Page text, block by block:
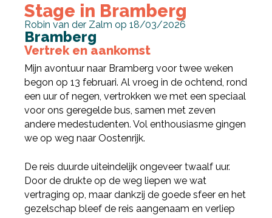
Stage in Bramberg
Robin van der Zalm op 18/03/2026
Bramberg
Vertrek en aankomst
Mijn avontuur naar Bramberg voor twee weken
begon op 13 februari. Al vroeg in de ochtend, rond
een uur of negen, vertrokken we met een speciaal
voor ons geregelde bus, samen met zeven
andere medestudenten. Vol enthousiasme gingen
we op weg naar Oostenrijk.
De reis duurde uiteindelijk ongeveer twaalf uur.
Door de drukte op de weg liepen we wat
vertraging op, maar dankzij de goede sfeer en het
gezelschap bleef de reis aangenaam en verliep